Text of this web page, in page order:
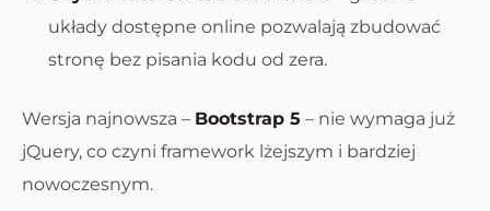
układy dostępne online pozwalają zbudować
stronę bez pisania kodu od zera.
Wersja najnowsza – Bootstrap 5 – nie wymaga już
jQuery, co czyni framework lżejszym i bardziej
nowoczesnym.